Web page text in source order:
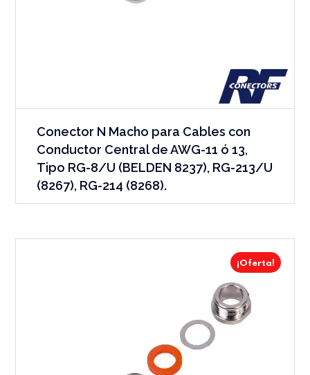
Conector N Macho para Cables con
Conductor Central de AWG-11 ó 13,
Tipo RG-8/U (BELDEN 8237), RG-213/U
(8267), RG-214 (8268).
¡Oferta!